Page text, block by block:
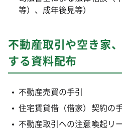
等）、成年後見等）
不動産取引や空き家
する資料配布
不動産売買の手引
住宅賃貸借（借家）契約の
不動産取引への注意喚起リ